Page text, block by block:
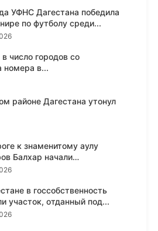
УФНС Дагестана победила
по футболу среди...
число городов со
номера в...
районе Дагестана утонул
к знаменитому аулу
Балхар начали
в госсобственность
участок, отданный под...